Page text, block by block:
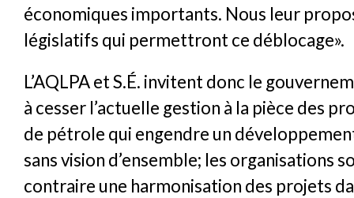
économiques importants. Nous leur
législatifs qui permettront ce déblocage».
L’AQLPA et S.É. invitent donc le
à cesser l’actuelle gestion à la pièce des
de pétrole qui engendre un
sans vision d’ensemble; les organisations
contraire une harmonisation des projets